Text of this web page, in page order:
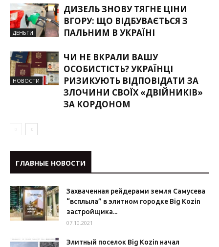
ДЕНЬГИ
ДИЗЕЛЬ ЗНОВУ ТЯГНЕ ЦІНИ
ВГОРУ: ЩО ВІДБУВАЄТЬСЯ З
ПАЛЬНИМ В УКРАЇНІ
НОВОСТИ
ЧИ НЕ ВКРАЛИ ВАШУ
ОСОБИСТІСТЬ? УКРАЇНЦІ
РИЗИКУЮТЬ ВІДПОВІДАТИ ЗА
ЗЛОЧИНИ СВОЇХ «ДВІЙНИКІВ»
ЗА КОРДОНОМ
ГЛАВНЫЕ НОВОСТИ
Захваченная рейдерами земля Самусева
“всплыла” в элитном городке Big Kozin
застройщика...
07.10.2021
Элитный поселок Big Kozin начал